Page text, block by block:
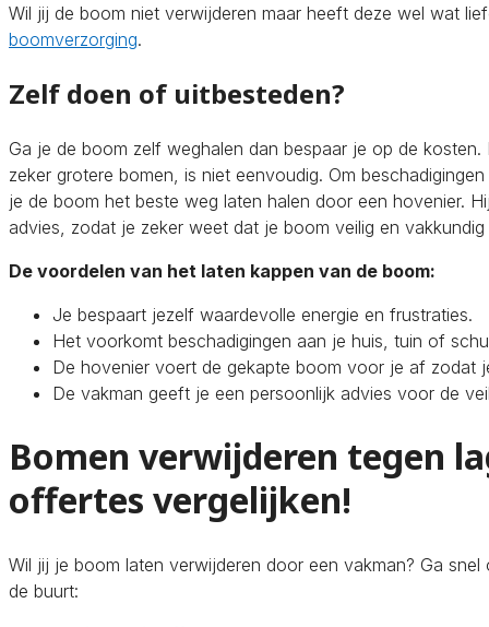
Wil jij de boom niet verwijderen maar heeft deze wel wat
boomverzorging.
Zelf doen of uitbesteden?
Ga je de boom zelf weghalen dan bespaar je op de
zeker grotere bomen, is niet eenvoudig. Om
je de boom het beste weg laten halen door een hovenier.
advies, zodat je zeker weet dat je boom veilig en
De voordelen van het laten kappen van de boom:
Je bespaart jezelf waardevolle energie en frustraties.
Het voorkomt beschadigingen aan je huis, tuin of
De hovenier voert de gekapte boom voor je af zodat
De vakman geeft je een persoonlijk advies voor de
Bomen verwijderen tegen
offertes vergelijken!
Wil jij je boom laten verwijderen door een vakman? Ga
de buurt: